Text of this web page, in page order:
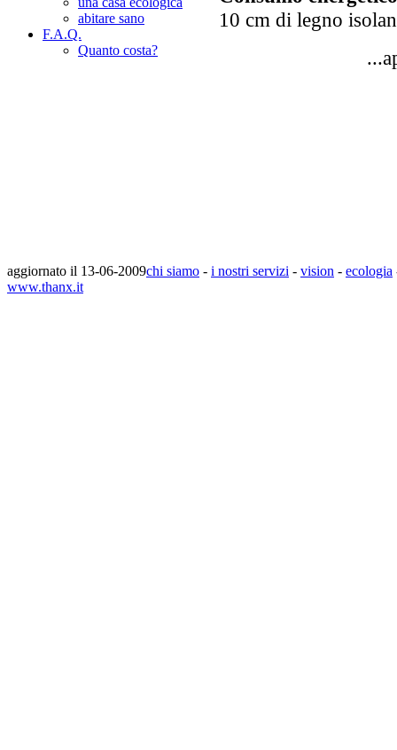
abitare sano
F.A.Q.
Quanto costa?
10 cm di legno
aggiornato il 13-06-2009chi siamo - i nostri servizi - vision - ecologia
www.thanx.it